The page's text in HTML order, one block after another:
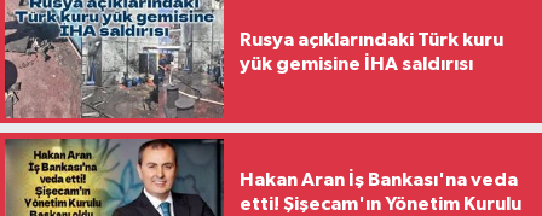
Rusya açıklarındaki Türk kuru
yük gemisine İHA saldırısı
Hakan Aran İş Bankası'na veda
etti! Şişecam'ın Yönetim Kurulu